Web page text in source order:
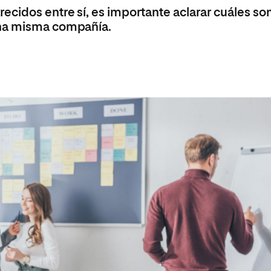
entre sí, es importante aclarar cuáles
misma compañía.